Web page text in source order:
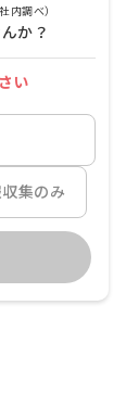
社内調べ）
か？
い
集のみ